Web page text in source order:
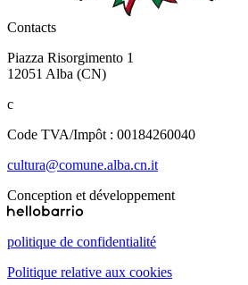
Contacts
Piazza Risorgimento 1
12051 Alba (CN)
c
Code TVA/Impôt : 00184260040
cultura@comune.alba.cn.it
Conception et développement
politique de confidentialité
Politique relative aux cookies